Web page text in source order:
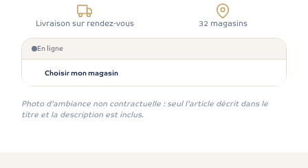
Livraison sur rendez-vous 32 magasins
En ligne
Choisir mon magasin
Photo d'ambiance non contractuelle : seul l'article décrit dans le
titre et la description est inclus.